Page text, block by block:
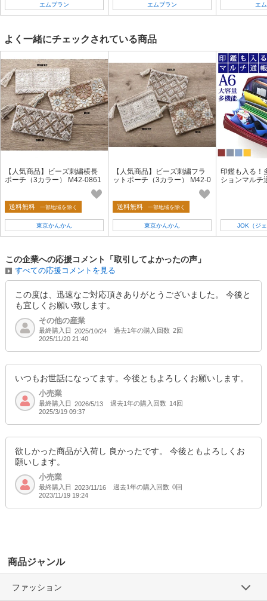
エムプラン エムプラン エ
よく一緒にチェックされている商品
【人気商品】ビーズ刺繍横長
ポーチ（3カラー） M42-0861
送料無料 一部地域を除く
東京かんかん
【人気商品】ビーズ刺繍フラ
ットポーチ（3カラー） M42-0
送料無料 一部地域を除く
東京かんかん
印鑑も入る！
ションマルチ
JOK（ジ
この企業への応援コメント「取引してよかったの声」
すべての応援コメントを見る
この度は、迅速なご対応頂きありがとうございました。 今後と
も宜しくお願い致します。
その他の産業
最終購入日 2025/10/24 過去1年の購入回数 2回
2025/11/20 21:40
いつもお世話になってます。今後ともよろしくお願いします。
小売業
最終購入日 2026/5/13 過去1年の購入回数 14回
2025/3/19 09:37
欲しかった商品が入荷し 良かったです。 今後ともよろしくお
願いします。
小売業
最終購入日 2023/11/16 過去1年の購入回数 0回
2023/11/19 19:24
商品ジャンル
ファッション